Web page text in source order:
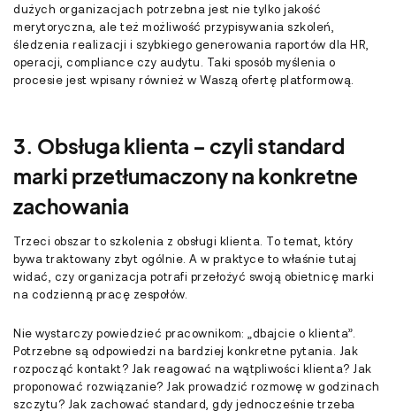
dużych organizacjach potrzebna jest nie tylko jakość
merytoryczna, ale też możliwość przypisywania szkoleń,
śledzenia realizacji i szybkiego generowania raportów dla HR,
operacji, compliance czy audytu. Taki sposób myślenia o
procesie jest wpisany również w Waszą ofertę platformową.
3. Obsługa klienta – czyli standard
marki przetłumaczony na konkretne
zachowania
Trzeci obszar to szkolenia z obsługi klienta. To temat, który
bywa traktowany zbyt ogólnie. A w praktyce to właśnie tutaj
widać, czy organizacja potrafi przełożyć swoją obietnicę marki
na codzienną pracę zespołów.
Nie wystarczy powiedzieć pracownikom: „dbajcie o klienta”.
Potrzebne są odpowiedzi na bardziej konkretne pytania. Jak
rozpocząć kontakt? Jak reagować na wątpliwości klienta? Jak
proponować rozwiązanie? Jak prowadzić rozmowę w godzinach
szczytu? Jak zachować standard, gdy jednocześnie trzeba